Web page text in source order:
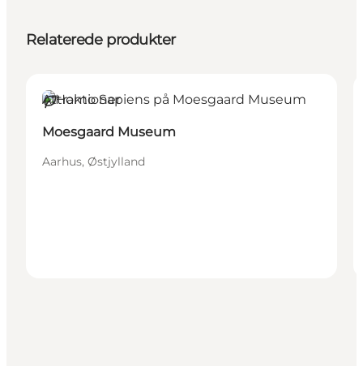
Relaterede produkter
Bæredygtige oplevelser
Attraktioner
Moesgaard Museum
Aarhus, Østjylland